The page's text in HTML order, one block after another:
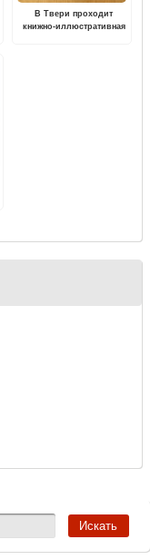
В Твери проходит
книжно-иллюстративная